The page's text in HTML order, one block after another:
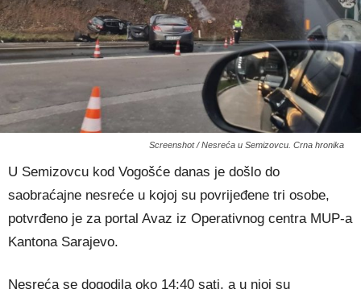
Screenshot / Nesreća u Semizovcu. Crna hronika
U Semizovcu kod Vogošće danas je došlo do
saobraćajne nesreće u kojoj su povrijeđene tri osobe,
potvrđeno je za portal Avaz iz Operativnog centra MUP-a
Kantona Sarajevo.
Nesreća se dogodila oko 14:40 sati, a u njoj su